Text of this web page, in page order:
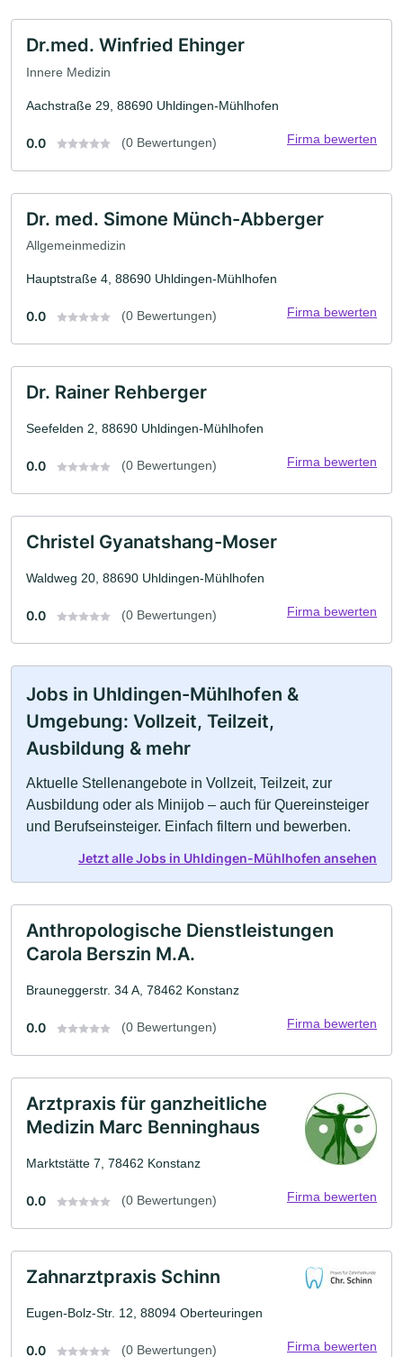
Dr.med. Winfried Ehinger
Innere Medizin
Aachstraße 29, 88690 Uhldingen-Mühlhofen
0.0 (0 Bewertungen) Firma bewerten
Dr. med. Simone Münch-Abberger
Allgemeinmedizin
Hauptstraße 4, 88690 Uhldingen-Mühlhofen
0.0 (0 Bewertungen) Firma bewerten
Dr. Rainer Rehberger
Seefelden 2, 88690 Uhldingen-Mühlhofen
0.0 (0 Bewertungen) Firma bewerten
Christel Gyanatshang-Moser
Waldweg 20, 88690 Uhldingen-Mühlhofen
0.0 (0 Bewertungen) Firma bewerten
Jobs in Uhldingen-Mühlhofen &
Umgebung: Vollzeit, Teilzeit,
Ausbildung & mehr
Aktuelle Stellenangebote in Vollzeit, Teilzeit, zur
Ausbildung oder als Minijob – auch für Quereinsteiger
und Berufseinsteiger. Einfach filtern und bewerben.
Jetzt alle Jobs in Uhldingen-Mühlhofen ansehen
Anthropologische Dienstleistungen
Carola Berszin M.A.
Brauneggerstr. 34 A, 78462 Konstanz
0.0 (0 Bewertungen) Firma bewerten
Arztpraxis für ganzheitliche
Medizin Marc Benninghaus
Marktstätte 7, 78462 Konstanz
0.0 (0 Bewertungen) Firma bewerten
Zahnarztpraxis Schinn
Eugen-Bolz-Str. 12, 88094 Oberteuringen
0.0 (0 Bewertungen) Firma bewerten